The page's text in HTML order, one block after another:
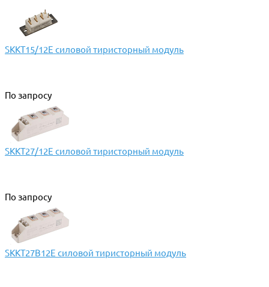
SKKT15/12E силовой тиристорный модуль
По запросу
SKKT27/12E силовой тиристорный модуль
По запросу
SKKT27B12E силовой тиристорный модуль